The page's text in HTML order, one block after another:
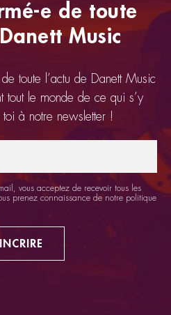
e de toute
Music
de toute l’actu de Danett Music
tout le monde de ce qui s’y
à notre newsletter !
vous acceptez de recevoir tous les
prenez connaissance de notre politique